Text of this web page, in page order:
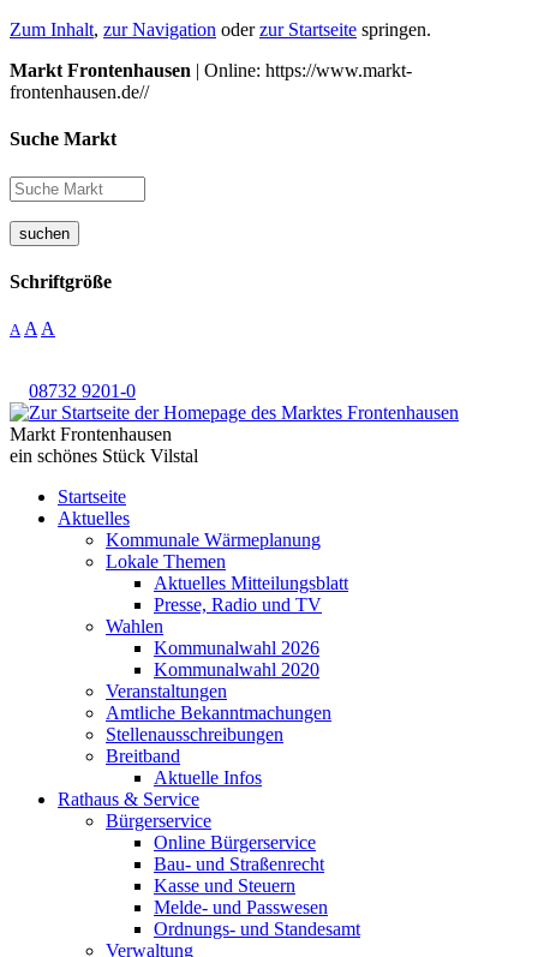
Zum Inhalt, zur Navigation oderzur Startseite springen.
Markt Frontenhausen | Online: https://www.markt-
frontenhausen.de//
Suche Markt
suchen
Schriftgröße
A A A
08732 9201-0
Markt Frontenhausen
ein schönes Stück Vilstal
Startseite
Aktuelles
Kommunale Wärmeplanung
Lokale Themen
Aktuelles Mitteilungsblatt
Presse, Radio und TV
Wahlen
Kommunalwahl 2026
Kommunalwahl 2020
Veranstaltungen
Amtliche Bekanntmachungen
Stellenausschreibungen
Breitband
Aktuelle Infos
Rathaus & Service
Bürgerservice
Online Bürgerservice
Bau- und Straßenrecht
Kasse und Steuern
Melde- und Passwesen
Ordnungs- und Standesamt
Verwaltung